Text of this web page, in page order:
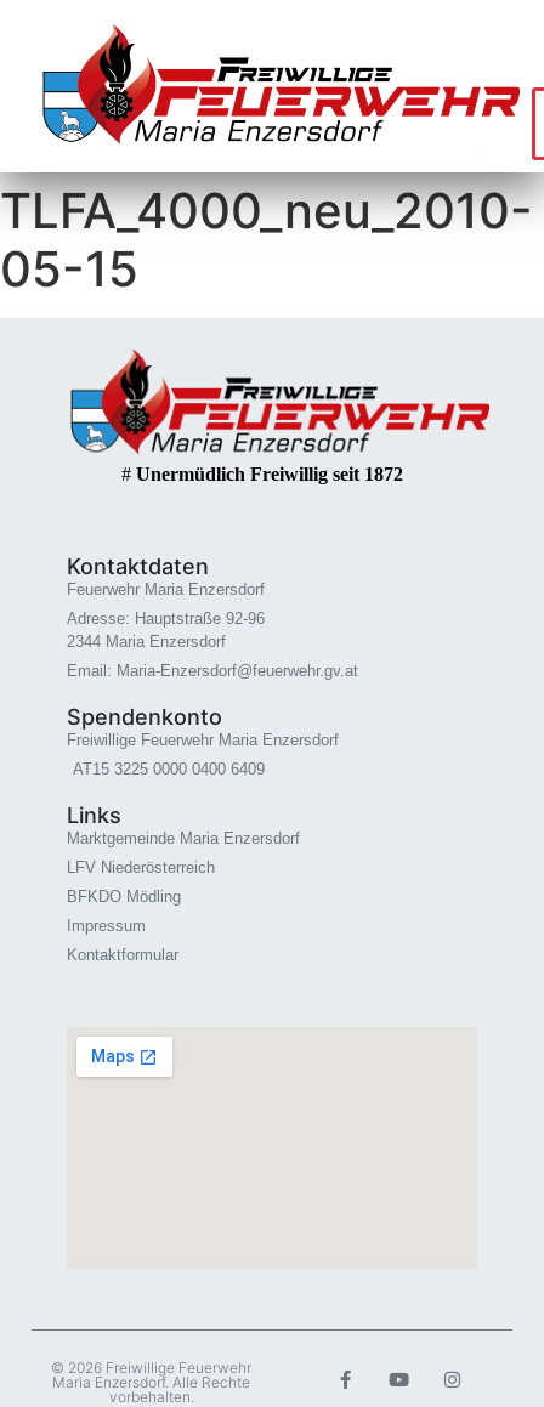
TLFA_4000_neu_2010-
05-15
# Unermüdlich Freiwillig seit 1872
Kontaktdaten
Feuerwehr Maria Enzersdorf
Adresse: Hauptstraße 92-96
2344 Maria Enzersdorf
Email: Maria-Enzersdorf@feuerwehr.gv.at
Spendenkonto
Freiwillige Feuerwehr Maria Enzersdorf
AT15 3225 0000 0400 6409
Links
Marktgemeinde Maria Enzersdorf
LFV Niederösterreich
BFKDO Mödling
Impressum
Kontaktformular
© 2026 Freiwillige Feuerwehr
Maria Enzersdorf. Alle Rechte
vorbehalten.